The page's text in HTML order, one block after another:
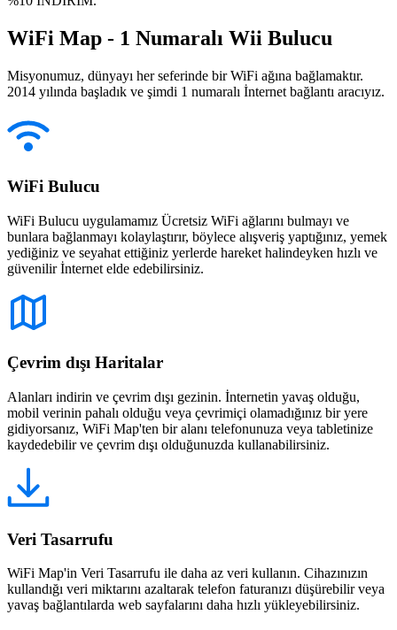
WiFi Map - 1 Numaralı Wii Bulucu
Misyonumuz, dünyayı her seferinde bir WiFi ağına bağlamaktır.
2014 yılında başladık ve şimdi 1 numaralı İnternet bağlantı aracıyız.
WiFi Bulucu
WiFi Bulucu uygulamamız Ücretsiz WiFi ağlarını bulmayı ve
bunlara bağlanmayı kolaylaştırır, böylece alışveriş yaptığınız, yemek
yediğiniz ve seyahat ettiğiniz yerlerde hareket halindeyken hızlı ve
güvenilir İnternet elde edebilirsiniz.
Çevrim dışı Haritalar
Alanları indirin ve çevrim dışı gezinin. İnternetin yavaş olduğu,
mobil verinin pahalı olduğu veya çevrimiçi olamadığınız bir yere
gidiyorsanız, WiFi Map'ten bir alanı telefonunuza veya tabletinize
kaydedebilir ve çevrim dışı olduğunuzda kullanabilirsiniz.
Veri Tasarrufu
WiFi Map'in Veri Tasarrufu ile daha az veri kullanın. Cihazınızın
kullandığı veri miktarını azaltarak telefon faturanızı düşürebilir veya
yavaş bağlantılarda web sayfalarını daha hızlı yükleyebilirsiniz.